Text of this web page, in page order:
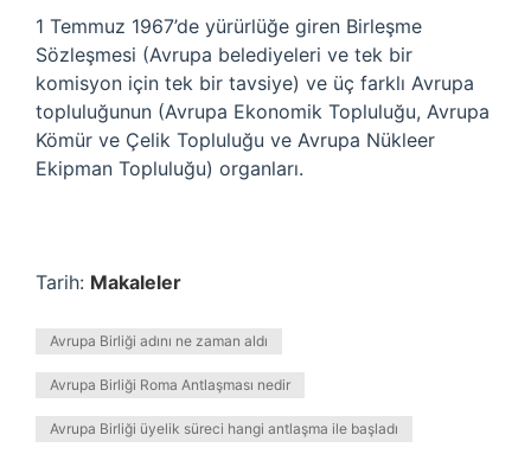
1 Temmuz 1967’de yürürlüğe giren Birleşme
Sözleşmesi (Avrupa belediyeleri ve tek bir
komisyon için tek bir tavsiye) ve üç farklı Avrupa
topluluğunun (Avrupa Ekonomik Topluluğu, Avrupa
Kömür ve Çelik Topluluğu ve Avrupa Nükleer
Ekipman Topluluğu) organları.
Tarih: Makaleler
Avrupa Birliği adını ne zaman aldı
Avrupa Birliği Roma Antlaşması nedir
Avrupa Birliği üyelik süreci hangi antlaşma ile başladı